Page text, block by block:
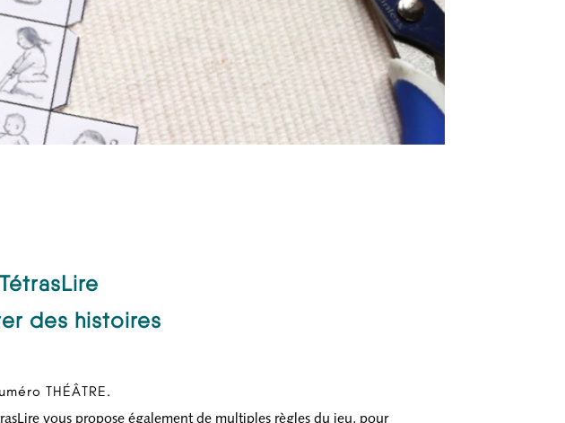
des histoires
THÉÂTRE.
vous propose également de multiples règles du jeu, pour